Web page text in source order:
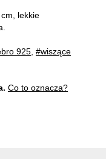
lekkie
925 #wiszące
Co to oznacza?